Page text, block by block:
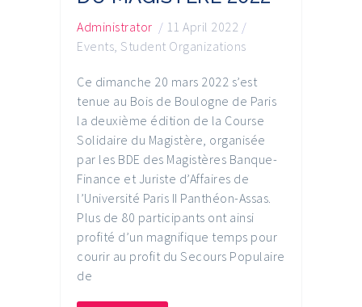
Administrator / 11 April 2022 /
Events, Student Organizations
Ce dimanche 20 mars 2022 s’est
tenue au Bois de Boulogne de Paris
la deuxième édition de la Course
Solidaire du Magistère, organisée
par les BDE des Magistères Banque-
Finance et Juriste d’Affaires de
l’Université Paris II Panthéon-Assas.
Plus de 80 participants ont ainsi
profité d’un magnifique temps pour
courir au profit du Secours Populaire
de